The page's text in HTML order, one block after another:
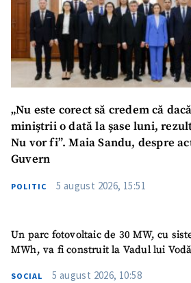
„Nu este corect să credem că
miniștrii o dată la șase luni,
Nu vor fi”. Maia Sandu, despre
Guvern
POLITIC 5 august 2026, 15:51
Un parc fotovoltaic de 30 MW, cu
MWh, va fi construit la Vadul lui Vodă
SOCIAL 5 august 2026, 10:58
Titlu știre
+ Adaugă titlu
Fotografie
+ Încarcă imagine
Link media
+ Link media
+ Mesajul știrei
Nume+ Numele meu